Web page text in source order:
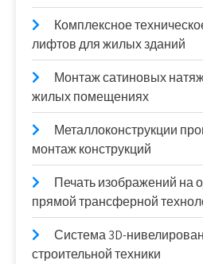
Комплексное
лифтов для жилых зданий
Монтаж сатиновых
жилых помещениях
Металлоконструкции
монтаж конструкций
Печать изображений на
прямой трансферной
Система 3D-
строительной техники